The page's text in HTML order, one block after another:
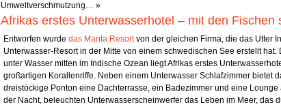
Umweltverschmutzung… »
Afrikas erstes Unterwasserhotel – mit den
Entworfen wurde das Manta Resortvon der gleichen Firma, die das Utter
Unterwasser-Resort in der Mitte von einem schwedischen See erstellt hat.
unter Wasser mitten im Indische Ozean liegt Afrikas erstes
großartigen Korallenriffe. Neben einem Unterwasser Schlafzimmer bietet
dreistöckige Ponton eine Dachterrasse, ein Badezimmer und eine Lounge
der Nacht, beleuchten Unterwasserscheinwerfer das Leben im Meer, das